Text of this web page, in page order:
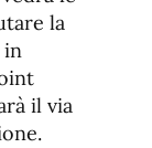
la
in
il via